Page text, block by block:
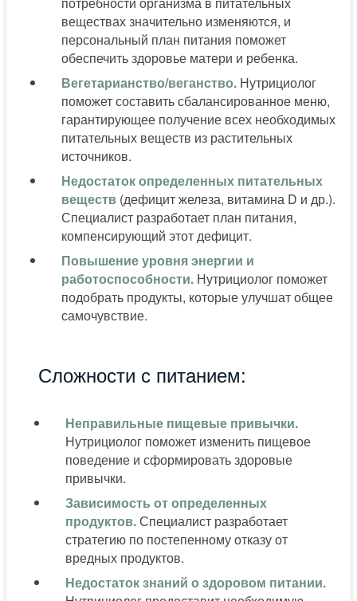
веществах значительно изменяются, и
персональный план питания поможет
обеспечить здоровье матери и ребенка.
Вегетарианство/веганство. Нутрициолог
поможет составить сбалансированное меню,
гарантирующее получение всех необходимых
питательных веществ из растительных
источников.
Недостаток определенных питательных
веществ (дефицит железа, витамина D и др.).
Специалист разработает план питания,
компенсирующий этот дефицит.
Повышение уровня энергии и
работоспособности. Нутрициолог поможет
подобрать продукты, которые улучшат общее
самочувствие.
Сложности с питанием:
Неправильные пищевые привычки.
Нутрициолог поможет изменить пищевое
поведение и сформировать здоровые
привычки.
Зависимость от определенных
продуктов.Специалист разработает
стратегию по постепенному отказу от
вредных продуктов.
Недостаток знаний о здоровом питании.